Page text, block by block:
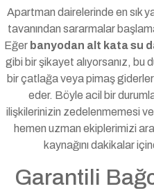
Apartman dairelerinde en sık
tavanından sararmalar
Eğer banyodan alt kata su
gibi bir şikayet alıyorsanız, bu
bir çatlağa veya pimaş
eder. Böyle acil bir
ilişkilerinizin zedelenmemesi
hemen uzman ekiplerimizi
kaynağını dakikalar
Garantili